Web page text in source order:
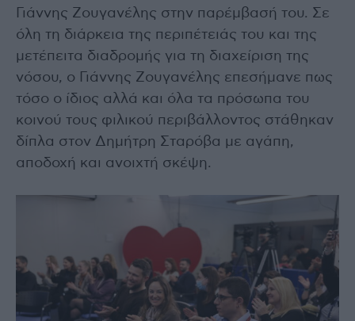
Γιάννης Ζουγανέλης στην παρέμβασή του. Σε
όλη τη διάρκεια της περιπέτειάς του και της
μετέπειτα διαδρομής για τη διαχείριση της
νόσου, ο Γιάννης Ζουγανέλης επεσήμανε πως
τόσο ο ίδιος αλλά και όλα τα πρόσωπα του
κοινού τους φιλικού περιβάλλοντος στάθηκαν
δίπλα στον Δημήτρη Σταρόβα με αγάπη,
αποδοχή και ανοιχτή σκέψη.